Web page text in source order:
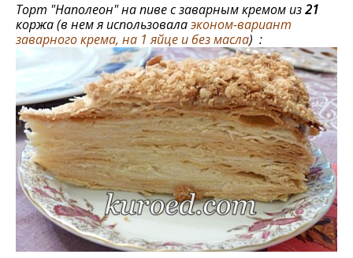
Торт "Наполеон" на пиве с заварным кремом из21
коржа (в нем я использовалаэконом-вариант
заварного крема, на 1 яйце и без масла) :